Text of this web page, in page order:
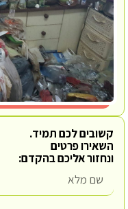
קשובים לכם תמיד.
השאירו פרטים
ונחזור אליכם בהקדם: